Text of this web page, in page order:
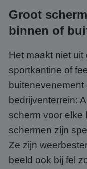
Groot
binnen of
Het maakt niet uit
sportkantine of
bedrijventerrein:
scherm voor elke
schermen zijn
Ze zijn
beeld ook bij fel